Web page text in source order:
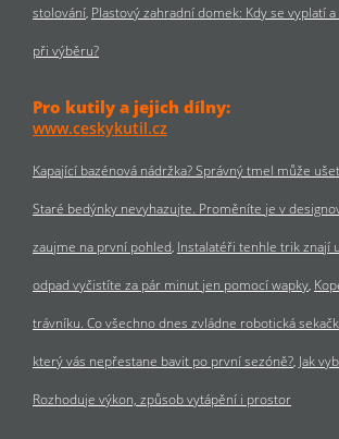
stolování Plastový zahradní domek: Kdy se vyplatí
při výběru?
Pro kutily a jejich dílny:
www.ceskykutil.cz
Kapající bazénová nádržka? Správný tmel může
Staré bedýnky nevyhazujte. Proměníte je v
zaujme na první pohled Instalatéři tenhle trik znají
odpad vyčistíte za pár minut jen pomocí wapky
trávníku. Co všechno dnes zvládne robotická
který vás nepřestane bavit po první sezóně? Jak
Rozhoduje výkon, způsob vytápění i prostor